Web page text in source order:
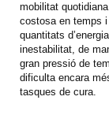
mobilitat
costosa en temps
quantitats
inestabilitat, de
gran pressió de
dificulta encara
tasques de cura.